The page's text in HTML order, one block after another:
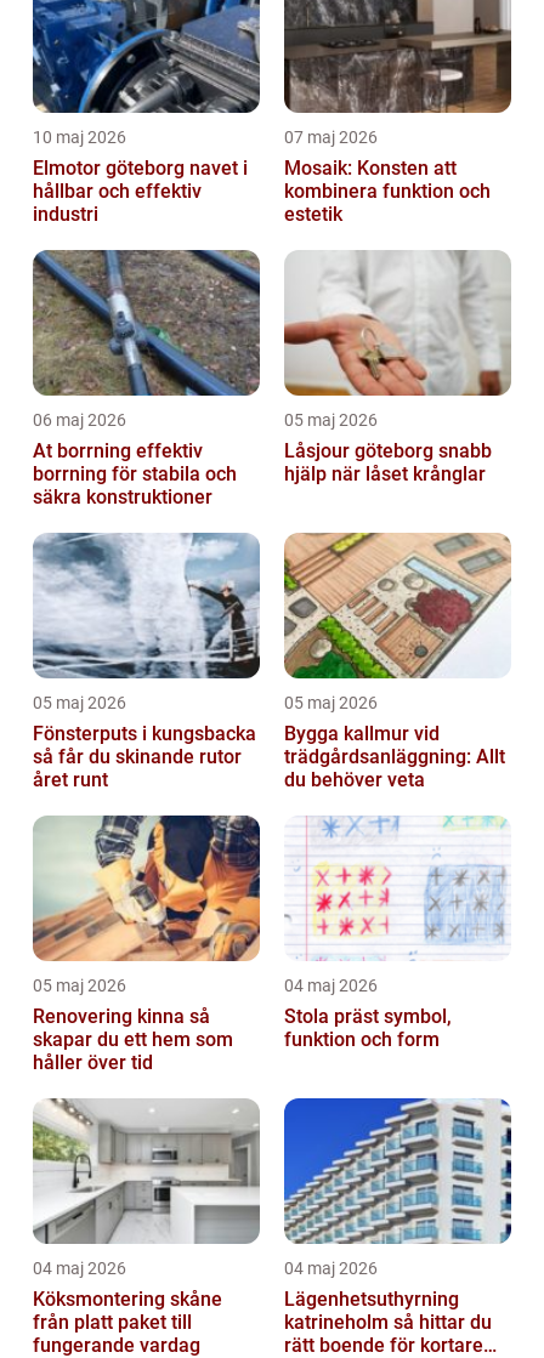
10 maj 2026
Elmotor göteborg navet i
hållbar och effektiv
industri
07 maj 2026
Mosaik: Konsten att
kombinera funktion och
estetik
06 maj 2026
At borrning effektiv
borrning för stabila och
säkra konstruktioner
05 maj 2026
Låsjour göteborg snabb
hjälp när låset krånglar
05 maj 2026
Fönsterputs i kungsbacka
så får du skinande rutor
året runt
05 maj 2026
Bygga kallmur vid
trädgårdsanläggning: Allt
du behöver veta
05 maj 2026
Renovering kinna så
skapar du ett hem som
håller över tid
04 maj 2026
Stola präst symbol,
funktion och form
04 maj 2026
Köksmontering skåne
från platt paket till
fungerande vardag
04 maj 2026
Lägenhetsuthyrning
katrineholm så hittar du
rätt boende för kortare